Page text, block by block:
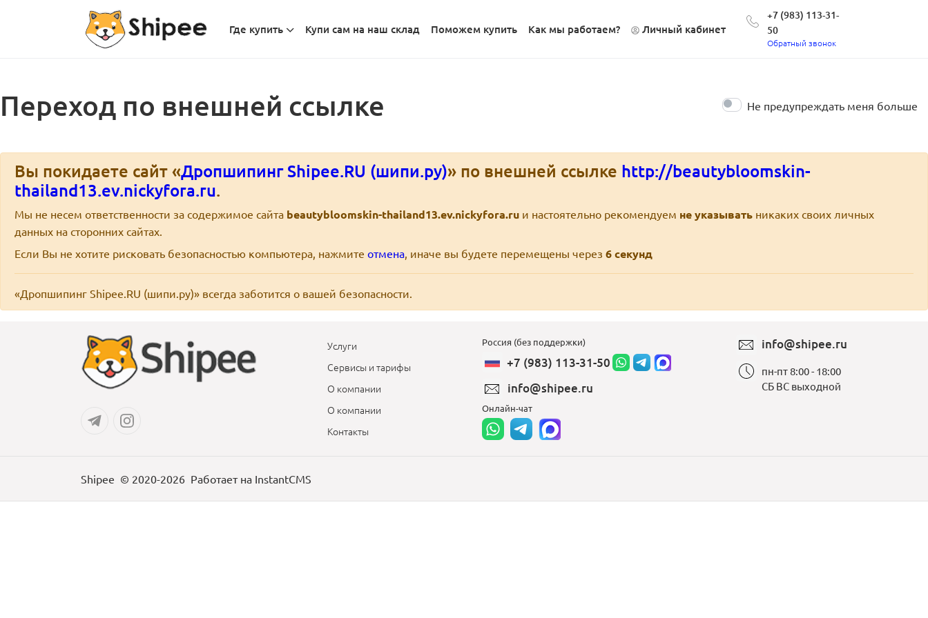
Где купить Купи сам на наш склад Поможем купить Как мы работаем? Личный кабинет
+7 (983) 113-31-
50
Обратный звонок
Переход по внешней ссылке Не предупреждать меня больше
Вы покидаете сайт «Дропшипинг Shipee.RU (шипи.ру)» по внешней ссылке http://beautybloomskin-
thailand13.ev.nickyfora.ru.
Мы не несем ответственности за содержимое сайта beautybloomskin-thailand13.ev.nickyfora.ru и настоятельно рекомендуем не указывать никаких своих личных
данных на сторонних сайтах.
Если Вы не хотите рисковать безопасностью компьютера, нажмите отмена, иначе вы будете перемещены через 6секунд
«Дропшипинг Shipee.RU (шипи.ру)» всегда заботится о вашей безопасности.
Услуги
Сервисы и тарифы
О компании
О компании
Контакты
Россия (без поддержки)
+7 (983) 113-31-50
info@shipee.ru
Онлайн-чат
info@shipee.ru
пн-пт 8:00 - 18:00
СБ ВС выходной
Shipee © 2020-2026 Работает на InstantCMS